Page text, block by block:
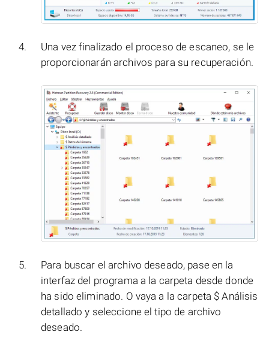
Una vez finalizado el proceso de escaneo, se le
proporcionarán archivos para su recuperación.
Para buscar el archivo deseado, pase en la
interfaz del programa a la carpeta desde donde
ha sido eliminado. O vaya a la carpeta $ Análisis
detallado y seleccione el tipo de archivo
deseado.